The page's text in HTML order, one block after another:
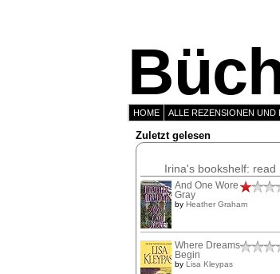
HOME ALLE REZENSIONEN UND
Zuletzt gelesen
Irina's bookshelf: read
And One Wore
Gray
by Heather Graham
Where Dreams
Begin
by Lisa Kleypas